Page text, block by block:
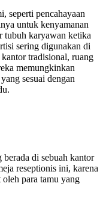
seperti pencahayaan
untuk kenyamanan
tubuh karyawan ketika
sering digunakan di
tradisional, ruang
memungkinkan
sesuai dengan
di sebuah kantor
reseptionis ini, karena
para tamu yang